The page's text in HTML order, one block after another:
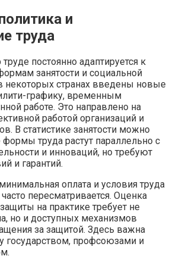
и
труда
постоянно адаптируется к
занятости и социальной
некоторых странах введены новые
графику, временным
работе. Это направлено на
работой организаций и
В статистике занятости можно
формы труда растут параллельно с
и инноваций, но требуют
и гарантий.
оплата и условия труда
пересматривается. Оценка
на практике требует не
но и доступных механизмов
за защитой. Здесь важна
государством, профсоюзами и